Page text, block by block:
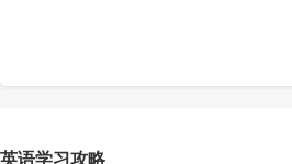
英语学习攻略